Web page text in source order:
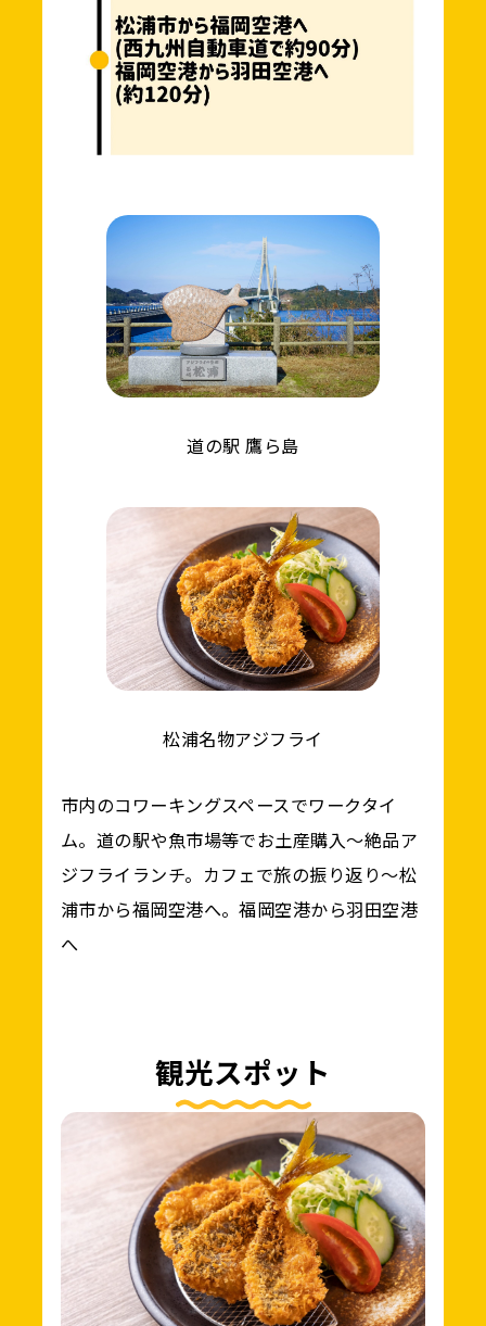
道の駅 鷹ら島
松浦名物アジフライ
市内のコワーキングスペースでワークタイ
ム。道の駅や魚市場等でお土産購入～絶品ア
ジフライランチ。カフェで旅の振り返り～松
浦市から福岡空港へ。福岡空港から羽田空港
へ
観光スポット